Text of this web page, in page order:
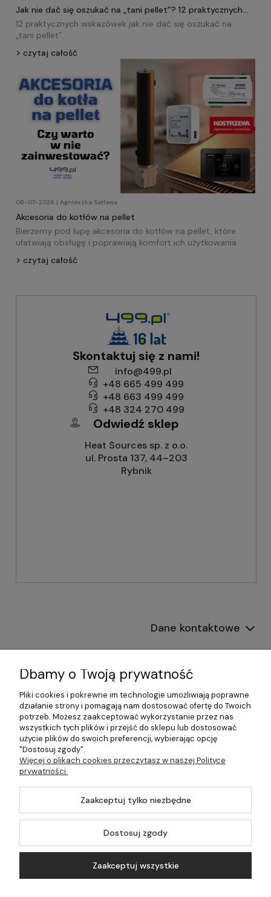
Jak nie dać się oszukać na „tani pellet”? 12 praktycznych
wskazówek!
12 praktycznych wskazówek jak nie dać się oszukać na
„tani pellet”.
czytaj całość
08-07-2026 | Agnieszka Satława
Akcesoria do kotłów na pellet
Bierzemy pod lupę akcesoria do kotłów na pellet, które
ułatwiają obsługę i poprawiają komfort ich użytkowania.
czytaj całość
Skontaktuj się z nami!
info@499.pl
+48 665 499 499
+48 663 499 499
+48 324 270 499
Odwiedź sklep
Heat Sources sp. z o.o.
ul. Prosta 137, 44–203
Rybnik
Dane kontaktowe
Informacje
Płatności i dostawa
Pomoc
Moje konto
©2026 Wszelkie Prawa Zastrzeżone | 499.pl - najlepszy sklep z
Dbamy o Twoją prywatność
Pliki cookies i pokrewne im technologie umożliwiają poprawne
działanie strony i pomagają nam dostosować ofertę do Twoich
potrzeb. Możesz zaakceptować wykorzystanie przez nas
wszystkich tych plików i przejść do sklepu lub dostosować
użycie plików do swoich preferencji, wybierając opcję
"Dostosuj zgody".
Więcej o plikach cookies przeczytasz w naszej Polityce
prywatności.
Zaakceptuj tylko niezbędne
Dostosuj zgody
Zaakceptuj wszystkie